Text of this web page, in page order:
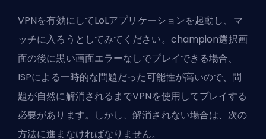
VPNを有効にしてLoLアプリケーションを起動し、マ
ッチに入ろうとしてみてください。champion選択画
面の後に黒い画面エラーなしでプレイできる場合、
ISPによる一時的な問題だった可能性が高いので、問
題が自然に解消されるまでVPNを使用してプレイする
必要があります。しかし、解消されない場合は、次の
方法に進まなければなりません。